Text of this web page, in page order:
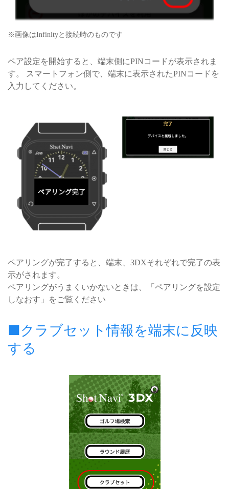
※画像はInfinityと接続時のものです
ペア設定を開始すると、端末側にPINコードが表示されま
す。 スマートフォン側で、端末に表示されたPINコードを
入力してください。
ペアリングが完了すると、端末、3DXそれぞれで完了の表
示がされます。
ペアリングがうまくいかないときは、「ペアリングを設定
しなおす」をご覧ください
■クラブセット情報を端末に反映
する